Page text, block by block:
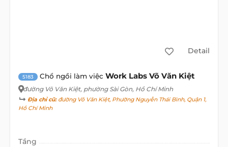
Detail
5183 Chổ ngồi làm việc Work Labs Võ Văn Kiệt
đường Võ Văn Kiệt, phường Sài Gòn, Hồ Chí Minh
Địa chỉ cũ:đường Võ Văn Kiệt, Phường Nguyễn Thái Bình, Quận 1,
Hồ Chí Minh
Tầng